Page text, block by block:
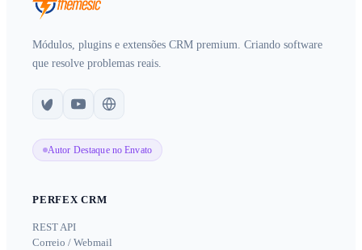
Módulos, plugins e extensões CRM premium. Criando software
que resolve problemas reais.
Autor Destaque no Envato
PERFEX CRM
REST API
Correio / Webmail